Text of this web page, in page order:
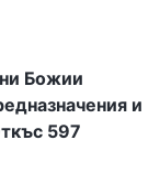
Божии
и
597